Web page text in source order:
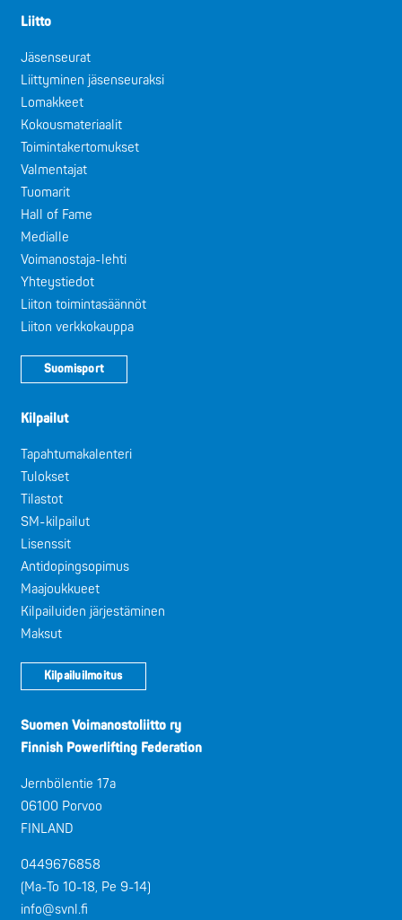
Liitto
Jäsenseurat
Liittyminen jäsenseuraksi
Lomakkeet
Kokousmateriaalit
Toimintakertomukset
Valmentajat
Tuomarit
Hall of Fame
Medialle
Voimanostaja-lehti
Yhteystiedot
Liiton toimintasäännöt
Liiton verkkokauppa
Suomisport
Kilpailut
Tapahtumakalenteri
Tulokset
Tilastot
SM-kilpailut
Lisenssit
Antidopingsopimus
Maajoukkueet
Kilpailuiden järjestäminen
Maksut
Kilpailuilmoitus
Suomen Voimanostoliitto ry
Finnish Powerlifting Federation
Jernbölentie 17a
06100 Porvoo
FINLAND
0449676858
(Ma-To 10-18, Pe 9-14)
info@svnl.fi